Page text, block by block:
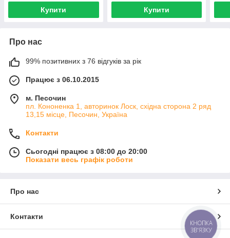
Купити Купити
Про нас
99% позитивних з 76 відгуків за рік
Працює з 06.10.2015
м. Песочин
пл. Кононенка 1, авторинок Лоск, східна сторона 2 ряд
13,15 місце, Песочин, Україна
Контакти
Сьогодні працює з 08:00 до 20:00
Показати весь графік роботи
Про нас
Контакти
КНОПКА
ЗВ'ЯЗКУ